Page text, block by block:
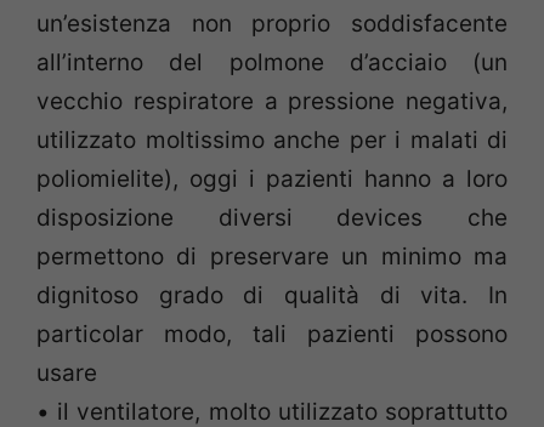
un’esistenza non proprio soddisfacente
all’interno del polmone d’acciaio (un
vecchio respiratore a pressione negativa,
utilizzato moltissimo anche per i malati di
poliomielite), oggi i pazienti hanno a loro
disposizione diversi devices che
permettono di preservare un minimo ma
dignitoso grado di qualità di vita. In
particolar modo, tali pazienti possono
usare
• il ventilatore, molto utilizzato soprattutto